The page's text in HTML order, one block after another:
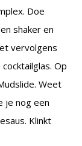
Doe
shaker en
vervolgens
Op
Weet
je nog een
Klinkt